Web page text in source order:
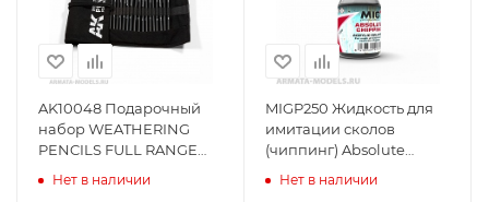
AK10048 Подарочный
набор WEATHERING
PENCILS FULL RANGE
CASE AK-Interactive
Нет в наличии
MIGP250 Жидкость для
имитации сколов
(чиппинг) Absolute
Chipping 35ml MIG
Нет в наличии